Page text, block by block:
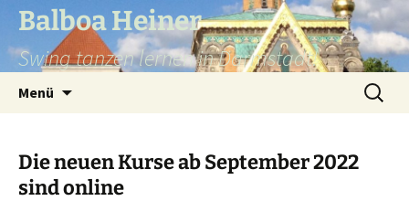
Balboa Heiner
Swing tanzen lernen in Darmstadt!
Menü
Suchen
nach:
Die neuen Kurse ab September 2022
sind online